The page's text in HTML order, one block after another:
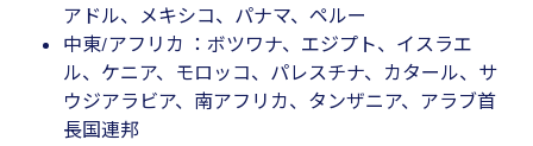
アドル、メキシコ、パナマ、ペルー
中東/アフリカ ：ボツワナ、エジプト、イスラエ
ル、ケニア、モロッコ、パレスチナ、カタール、サ
ウジアラビア、南アフリカ、タンザニア、アラブ首
長国連邦